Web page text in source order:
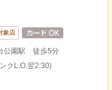
象店
公園駅 徒歩5分
クL.O.翌2:30)